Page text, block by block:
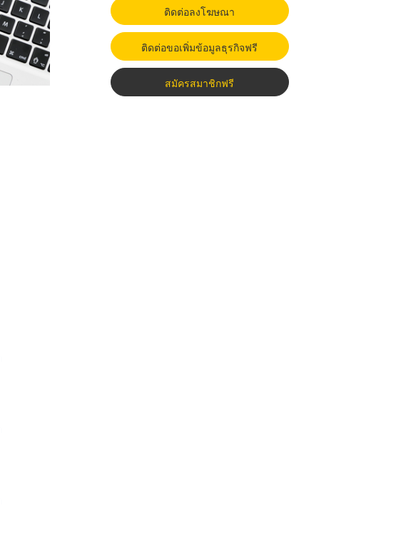
ติดต่อลงโฆษณา
ติดต่อขอเพิ่มข้อมูลธุรกิจฟรี
สมัครสมาชิกฟรี